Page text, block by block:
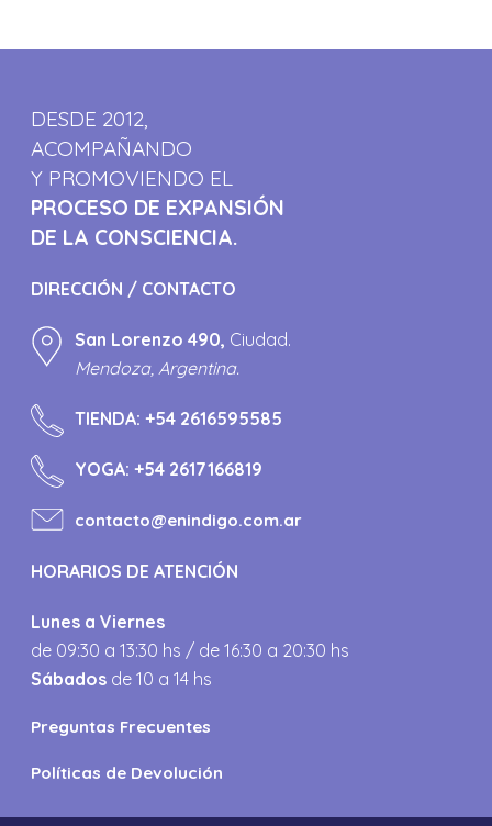
DESDE 2012,
ACOMPAÑANDO
Y PROMOVIENDO EL
PROCESO DE EXPANSIÓN
DE LA CONSCIENCIA.
DIRECCIÓN / CONTACTO
San Lorenzo 490, Ciudad.
Mendoza, Argentina.
TIENDA:+54 2616595585
YOGA:+54 2617166819
contacto@enindigo.com.ar
HORARIOS DE ATENCIÓN
Lunes a Viernes
de 09:30 a 13:30 hs / de 16:30 a 20:30 hs
Sábados de 10 a 14 hs
Preguntas Frecuentes
Políticas de Devolución